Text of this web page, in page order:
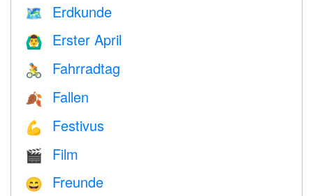
🗺 Erdkunde
🙆‍♂️ Erster April
🚴 Fahrradtag
🍂 Fallen
💪 Festivus
🎬 Film
😄 Freunde